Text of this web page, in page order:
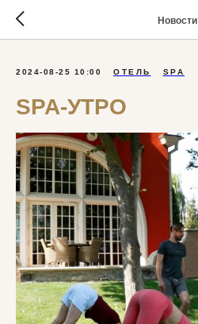
Новости
2024-08-25 10:00 ОТЕЛЬ SPA
SPA-УТРО